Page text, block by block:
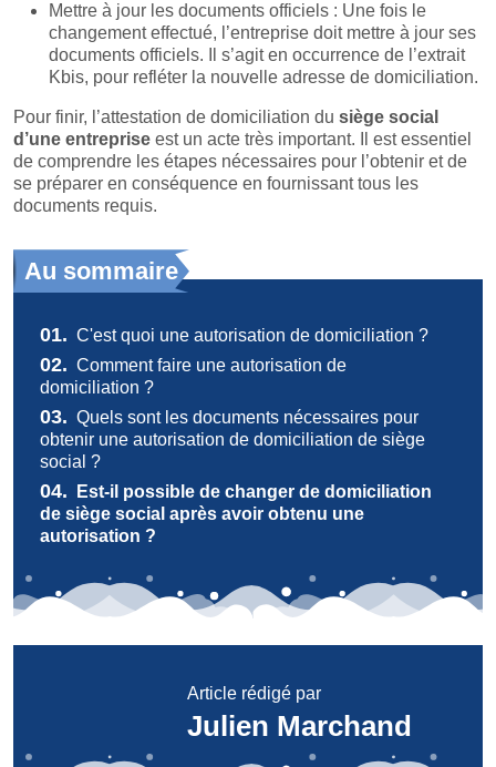
Mettre à jour les documents officiels : Une fois le
changement effectué, l’entreprise doit mettre à jour ses
documents officiels. Il s’agit en occurrence de l’extrait
Kbis, pour refléter la nouvelle adresse de domiciliation.
Pour finir, l’attestation de domiciliation du siège social
d’une entreprise est un acte très important. Il est essentiel
de comprendre les étapes nécessaires pour l’obtenir et de
se préparer en conséquence en fournissant tous les
documents requis.
Au sommaire
01. C'est quoi une autorisation de domiciliation ?
02. Comment faire une autorisation de
domiciliation ?
03. Quels sont les documents nécessaires pour
obtenir une autorisation de domiciliation de siège
social ?
04.
Est-il possible de changer de domiciliation
de siège social après avoir obtenu une
autorisation ?
Article rédigé par
Julien Marchand